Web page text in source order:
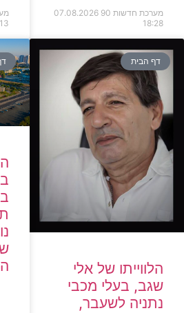
מערכת חדשות 90
07.08.2026
18:28
דף הבית
הלווייתו של אלי
שגב, בעלי מכבי
נתניה לשעבר,